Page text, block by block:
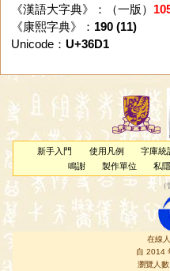
《漢語大字典》：（一版）
《康熙字典》： 190 (11)
Unicode： U+36D1
新手入門 使用凡例 字庫統
鳴謝
製作單位 私
（
在線
自 2014
瀏覽人